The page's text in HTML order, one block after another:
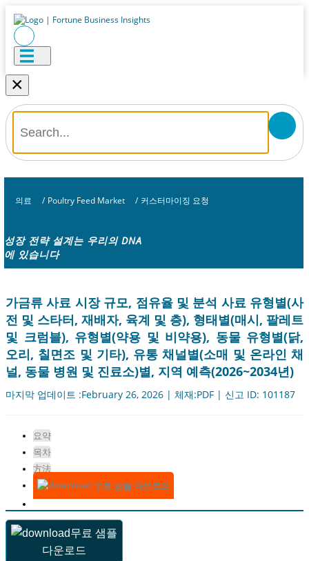
×
의료 / Poultry Feed Market / 커스터마이징 요청
성장 전략 설계는 우리의 DNA
에 있습니다
가금류 사료 시장 규모, 점유율 및 분석 사료 유형별(사
전 및 스타터, 재배자, 육계 및 층), 형태별(매시, 팔레트
및 크럼블), 유형별(약용 및 비약용), 동물 유형별(닭,
오리, 칠면조 및 기타), 유통 채널별(소매 및 온라인 채
널, 동물 병원 및 진료소)별, 지역 예측(2026~2034년)
마지막 업데이트 :February 26, 2026 | 체재:PDF | 신고 ID: 101187
요약
목차
方法
무료 샘플 다운로드
무료 샘플
다운로드